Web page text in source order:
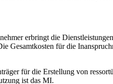
erbringt die
Gesamtkosten für die
für die Erstellung von
ist das MI.